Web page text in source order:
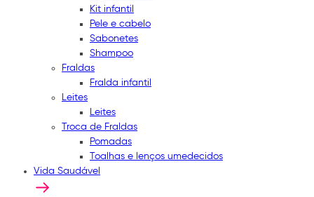
Kit infantil
Pele e cabelo
Sabonetes
Shampoo
Fraldas
Fralda infantil
Leites
Leites
Troca de Fraldas
Pomadas
Toalhas e lenços umedecidos
Vida Saudável